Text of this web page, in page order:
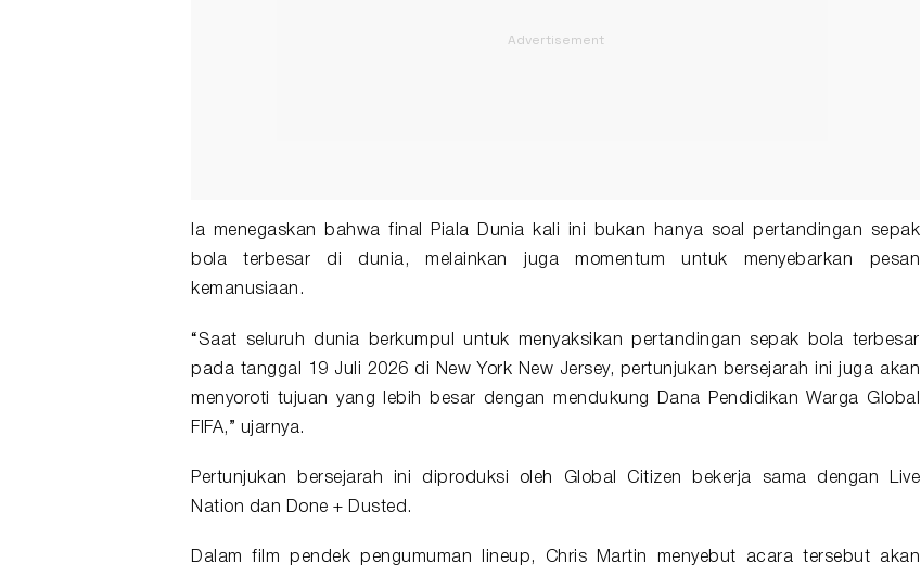
Ia menegaskan bahwa final Piala Dunia kali ini bukan hanya soal pertandingan sepak
bola terbesar di dunia, melainkan juga momentum untuk menyebarkan pesan
kemanusiaan.
“Saat seluruh dunia berkumpul untuk menyaksikan pertandingan sepak bola terbesar
pada tanggal 19 Juli 2026 di New York New Jersey, pertunjukan bersejarah ini juga akan
menyoroti tujuan yang lebih besar dengan mendukung Dana Pendidikan Warga Global
FIFA,” ujarnya.
Pertunjukan bersejarah ini diproduksi oleh Global Citizen bekerja sama dengan Live
Nation dan Done + Dusted.
Dalam film pendek pengumuman lineup, Chris Martin menyebut acara tersebut akan